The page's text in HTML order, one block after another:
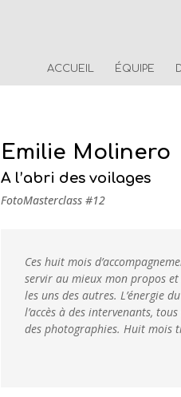
ACCUEIL ÉQUIPE
Emilie Molinero
A l’abri des voilages
FotoMasterclass #12
Ces huit mois
servir au mieux mon propos
les uns des autres. L’énergie
l’accès à des intervenants,
des photographies. Huit mois